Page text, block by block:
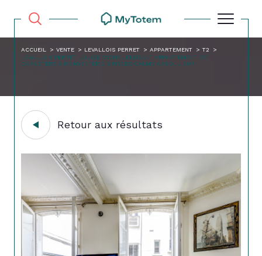
ACCUEIL VENTE LEVALLOIS PERRET APPARTEMENT
T2
LEVALLOIS PERRET LOUISE MICHEL ELEGANT APPARTEMENT DE
CARACTERE A REINVENTER 2 3 PIECES CALME ABSOLU SUR
Retour aux résultats